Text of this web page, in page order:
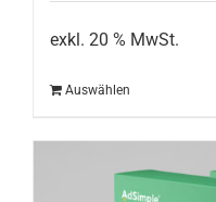
exkl. 20 % MwSt.
Auswählen